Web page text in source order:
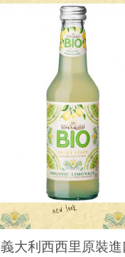
義大利西西里原裝進